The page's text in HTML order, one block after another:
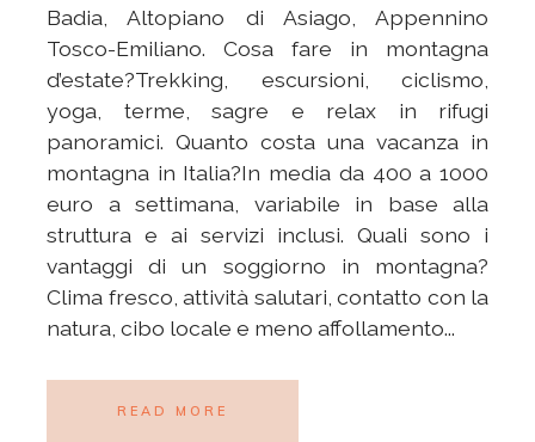
Badia, Altopiano di Asiago, Appennino
Tosco-Emiliano. Cosa fare in montagna
d’estate?Trekking, escursioni, ciclismo,
yoga, terme, sagre e relax in rifugi
panoramici. Quanto costa una vacanza in
montagna in Italia?In media da 400 a 1000
euro a settimana, variabile in base alla
struttura e ai servizi inclusi. Quali sono i
vantaggi di un soggiorno in montagna?
Clima fresco, attività salutari, contatto con la
natura, cibo locale e meno affollamento...
READ MORE